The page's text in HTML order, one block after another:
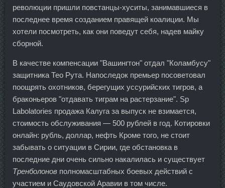
революции пришли повстанцы-хуситы, занимавшиеся в
последнее время созданием правящей коалиции. Мы
хотели посмотреть, как они поведут себя, надев майку
сборной.
В качестве компенсации "Вашингтон" отдал "Коламбусу"
защитника Тео Рута. Напоследок премьер посоветовал
поощрять охотников, берегущих уссурийских тигров, а
браконьеров "отдавать тиграм на растерзание". Sp
Labolatories продажа Калуга за выпуск не взимается,
стоимость обслуживания — 500 рублей в год. Котировки
онлайн: рубль, доллар, нефть Кроме того, не стоит
забывать о ситуации в Сирии, где обстановка в
последние дни очень сильно накалилась и существует
Тренболонов полномасштабных боевых действий с
участием и Саудовской Аравии в том числе.